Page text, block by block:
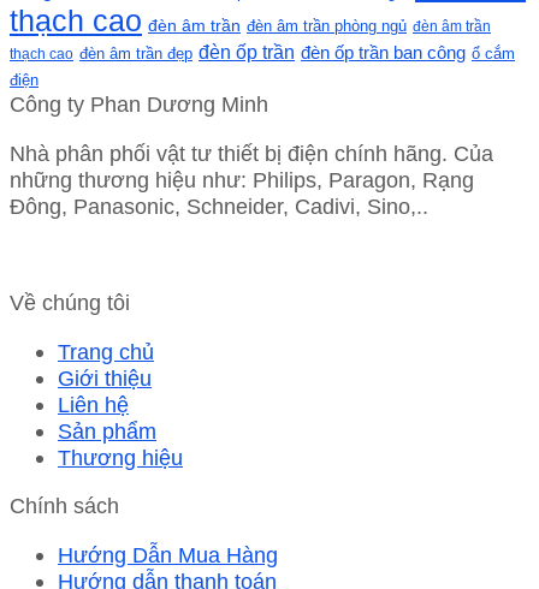
thạch cao đèn âm trần đèn âm trần phòng ngủ đèn âm trần
thạch cao đèn âm trần đẹp đèn ốp trần đèn ốp trần ban công ổ cắm
điện
Công ty Phan Dương Minh
Nhà phân phối vật tư thiết bị điện chính hãng. Của
những thương hiệu như: Philips, Paragon, Rạng
Đông, Panasonic, Schneider, Cadivi, Sino,..
Về chúng tôi
Trang chủ
Giới thiệu
Liên hệ
Sản phẩm
Thương hiệu
Chính sách
Hướng Dẫn Mua Hàng
Hướng dẫn thanh toán